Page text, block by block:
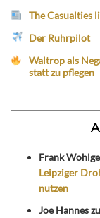
The Casualties
Der Ruhrpilot
Waltrop als
statt zu pflegen
Frank
Leipziger
nutzen
Joe Hanneszu